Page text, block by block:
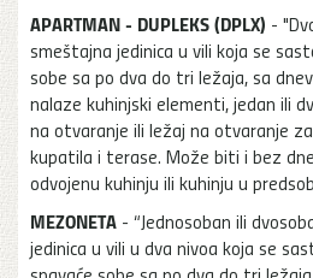
APARTMAN - DUPLEKS (DPLX) -
smeštajna jedinica u vili koja se
sobe sa po dva do tri ležaja, sa
nalaze kuhinjski elementi, jedan ili
na otvaranje ili ležaj na otvaranje
kupatila i terase. Može biti i bez
odvojenu kuhinju ili kuhinju u
MEZONETA - “Jednosoban ili
jedinica u vili u dva nivoa koja se